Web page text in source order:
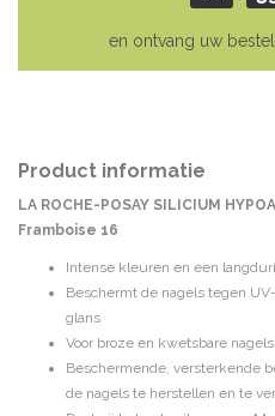
en ontvang uw
Product informatie
LA ROCHE-POSAY SILICIUM
Framboise 16
Intense kleuren en een
Beschermt de nagels tegen
glans
Voor broze en kwetsbare nagels
Beschermende, versterkende
de nagels te herstellen en te